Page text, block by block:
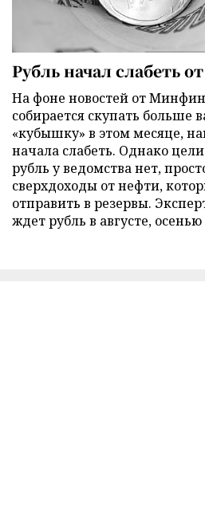
Рубль начал слабеть
На фоне новостей от
собирается скупать больше
«кубышку» в этом месяце,
начала слабеть. Однако
рубль у ведомства нет,
сверхдоходы от нефти,
отправить в резервы.
ждет рубль в августе,